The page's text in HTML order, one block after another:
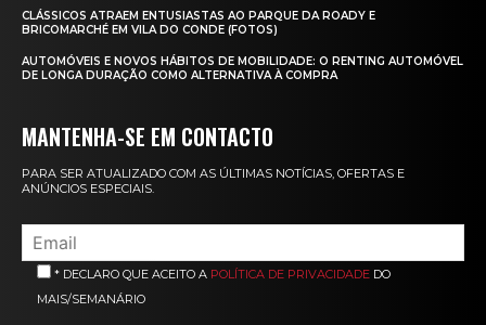
CLÁSSICOS ATRAEM ENTUSIASTAS AO PARQUE DA ROADY E
BRICOMARCHÉ EM VILA DO CONDE (FOTOS)
AUTOMÓVEIS E NOVOS HÁBITOS DE MOBILIDADE: O RENTING AUTOMÓVEL
DE LONGA DURAÇÃO COMO ALTERNATIVA À COMPRA
MANTENHA-SE EM CONTACTO
PARA SER ATUALIZADO COM AS ÚLTIMAS NOTÍCIAS, OFERTAS E
ANÚNCIOS ESPECIAIS.
* DECLARO QUE ACEITO A POLÍTICA DE PRIVACIDADE DO
MAIS/SEMANÁRIO